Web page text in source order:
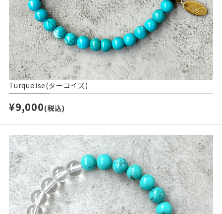
Turquoise(ターコイズ)
¥9,000(税込)